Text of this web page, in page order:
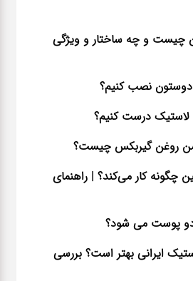
و چه ساختار و ویژگی
نصب کنیم؟
درست کنیم؟
روغن گیربکس چیست؟
چگونه کار می‌کند؟ | راهنمای
پوست می شود؟
ایرانی بهتر است؟ بررسی